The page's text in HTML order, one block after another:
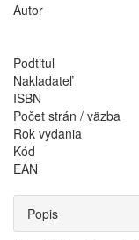
Autor
Podtitul
Nakladateľ
ISBN
Počet strán / väzba
Rok vydania
Kód
EAN
Popis